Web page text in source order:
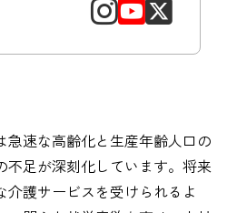
急速な高齢化と生産年齢人口の
不足が深刻化しています。将来
介護サービスを受けられるよ